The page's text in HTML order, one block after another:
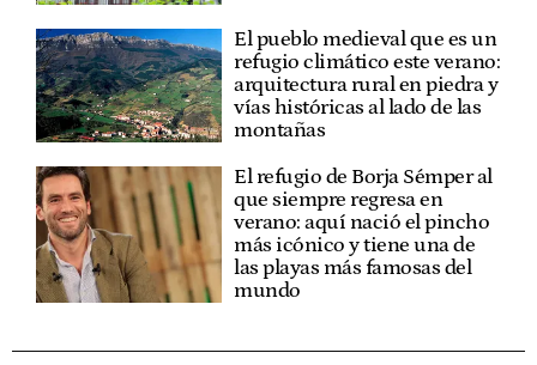
El pueblo medieval que es un
refugio climático este verano:
arquitectura rural en piedra y
vías históricas al lado de las
montañas
El refugio de Borja Sémper al
que siempre regresa en
verano: aquí nació el pincho
más icónico y tiene una de
las playas más famosas del
mundo